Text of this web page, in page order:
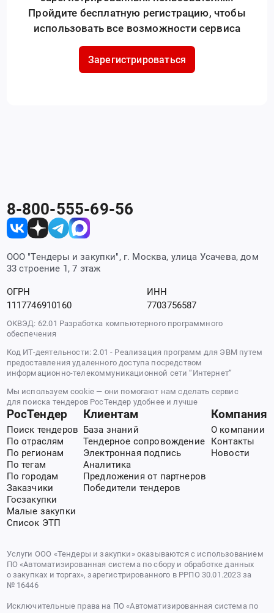
Пройдите бесплатную регистрацию, чтобы
использовать все возможности сервиса
Зарегистрироваться
8-800-555-69-56
ООО "Тендеры и закупки", г. Москва, улица Усачева, дом
33 строение 1, 7 этаж
ОГРН
1117746910160
ИНН
7703756587
ОКВЭД: 62.01 Разработка компьютерного программного
обеспечения
Код ИТ-деятельности: 2.01 - Реализация программ для ЭВМ путем
предоставления удаленного доступа посредством
информационно-телекоммуникационной сети “Интернет”
Мы используем cookie — они помогают нам сделать сервис
для поиска тендеров РосТендер удобнее и лучше
РосТендер
Поиск тендеров
По отраслям
По регионам
По тегам
По городам
Заказчики
Госзакупки
Малые закупки
Список ЭТП
Клиентам
База знаний
Тендерное сопровождение
Электронная подпись
Аналитика
Предложения от партнеров
Победители тендеров
Компания
О компании
Контакты
Новости
Услуги ООО «Тендеры и закупки» оказываются с использованием
ПО «Автоматизированная система по сбору и обработке данных
о закупках и торгах», зарегистрированного в РРПО 30.01.2023 за
№ 16446
Исключительные права на ПО «Автоматизированная система по